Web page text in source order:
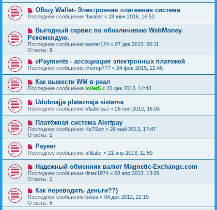
Ofbuy Wallet- Электронная платежная система
Последнее сообщение fbwallet « 28 июн 2016, 16:52
Выгодный сервис по обналичиваю WebMoney.
Рекомендую.
Последнее сообщение werter124 « 07 дек 2015, 00:11
Ответы: 5
ePayments - ассоциация электронных платежей
Последнее сообщение cherep777 « 24 фев 2015, 22:46
Как вывести WM в реал
Последнее сообщение loller5 « 20 дек 2013, 14:43
Udobnajja plateznaja sistema
Последнее сообщение VladkrusJ « 26 ноя 2013, 16:05
Платёжная система Alertpay
Последнее сообщение KoTSov « 28 май 2013, 17:47
Ответы: 1
Payeer
Последнее сообщение affilator « 21 апр 2013, 11:59
Надежный обменник валют Magnetic-Exchange.com
Последнее сообщение timer1974 « 08 апр 2013, 13:06
Ответы: 1
Как переводить деньги??)
Последнее сообщение betsa « 04 дек 2012, 22:19
Ответы: 5